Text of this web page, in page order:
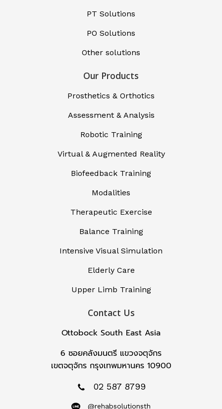
PT Solutions
PO Solutions
Other solutions
Our Products
Prosthetics & Orthotics
Assessment & Analysis
Robotic Training
Virtual & Augmented Reality
Biofeedback Training
Modalities
Therapeutic Exercise
Balance Training
Intensive Visual Simulation
Elderly Care
Upper Limb Training
Contact Us
Ottobock South East Asia
6 ซอยคลังมนตรี แขวงจตุจักร
เขตจตุจักร กรุงเทพมหานคร 10900
02 587 8799
@rehabsolutionsth